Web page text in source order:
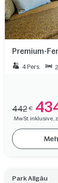
Premium-
4 Pers.
442 €
MwSt. inklusive,
Park Allgäu